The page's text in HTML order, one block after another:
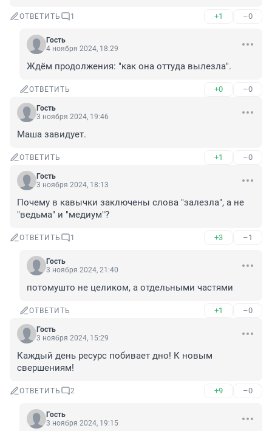
ОТВЕТИТЬ 1 +1 –0
Гость
4 ноября 2024, 18:29
Ждём продолжения: "как она оттуда вылезла".
ОТВЕТИТЬ +0 –0
Гость
3 ноября 2024, 19:46
Маша завидует.
ОТВЕТИТЬ +1 –0
Гость
3 ноября 2024, 18:13
Почему в кавычки заключены слова "залезла", а не
"ведьма" и "медиум"?
ОТВЕТИТЬ 1 +3 –1
Гость
3 ноября 2024, 21:40
потомушто не целиком, а отдельными частями
ОТВЕТИТЬ +1 –0
Гость
3 ноября 2024, 15:29
Каждый день ресурс побивает дно! К новым
свершениям!
ОТВЕТИТЬ 2 +9 –0
Гость
3 ноября 2024, 19:15